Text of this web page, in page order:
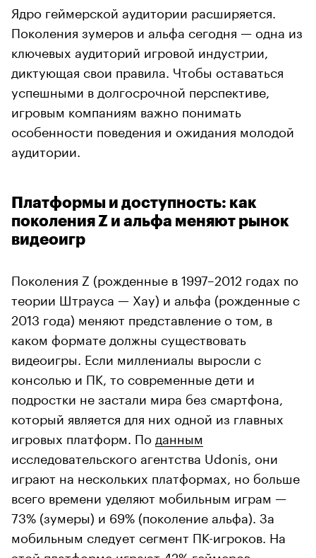
Ядро геймерской аудитории расширяется.
Поколения зумеров и альфа сегодня — одна из
ключевых аудиторий игровой индустрии,
диктующая свои правила. Чтобы оставаться
успешными в долгосрочной перспективе,
игровым компаниям важно понимать
особенности поведения и ожидания молодой
аудитории.
Платформы и доступность: как
поколения Z и альфа меняют рынок
видеоигр
Поколения Z (рожденные в 1997–2012 годах по
теории Штрауса — Хау) и альфа (рожденные с
2013 года) меняют представление о том, в
каком формате должны существовать
видеоигры. Если миллениалы выросли с
консолью и ПК, то современные дети и
подростки не застали мира без смартфона,
который является для них одной из главных
игровых платформ. По данным
исследовательского агентства Udonis, они
играют на нескольких платформах, но больше
всего времени уделяют мобильным играм —
73% (зумеры) и 69% (поколение альфа). За
мобильным следует сегмент ПК-игроков. На